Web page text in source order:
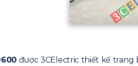
được 3CElectric thiết kế trang